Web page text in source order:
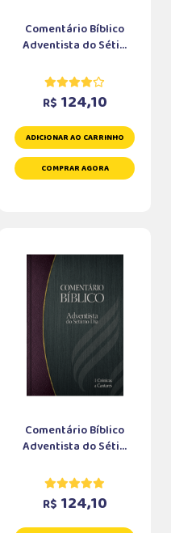
Comentário Bíblico
Adventista do Séti...
R$ 124,10
ADICIONAR AO CARRINHO
COMPRAR AGORA
Comentário Bíblico
Adventista do Séti...
R$ 124,10